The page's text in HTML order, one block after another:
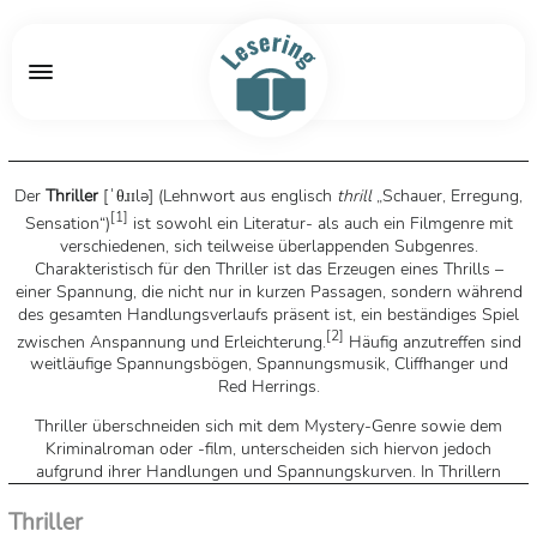
Der Thriller [ˈθɹɪlə] (Lehnwort aus englisch thrill„Schauer, Erregung,
Sensation“)[1] ist sowohl ein Literatur- als auch ein Filmgenre mit
verschiedenen, sich teilweise überlappenden Subgenres.
Charakteristisch für den Thriller ist das Erzeugen eines Thrills –
einer Spannung, die nicht nur in kurzen Passagen, sondern während
des gesamten Handlungsverlaufs präsent ist, ein beständiges Spiel
zwischen Anspannung und Erleichterung.[2] Häufig anzutreffen sind
weitläufige Spannungsbögen, Spannungsmusik, Cliffhanger und
Red Herrings.
Thriller überschneiden sich mit dem Mystery-Genre sowie dem
Kriminalroman oder -film, unterscheiden sich hiervon jedoch
aufgrund ihrer Handlungen und Spannungskurven. In Thrillern
physische Gewalteinwirkung durch seinen Gegenspieler behaupten,
Thriller